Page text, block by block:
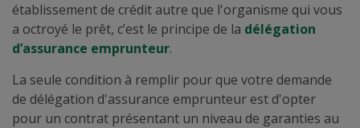
établissement de crédit autre que l'organisme qui vous
a octroyé le prêt, c’est le principe de la délégation
d’assurance emprunteur.
La seule condition à remplir pour que votre demande
de délégation d'assurance emprunteur est d'opter
pour un contrat présentant un niveau de garanties au